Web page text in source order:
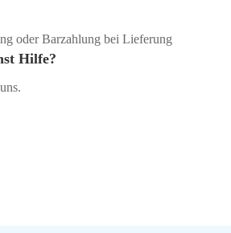
oder Barzahlung bei Lieferung
Hilfe?